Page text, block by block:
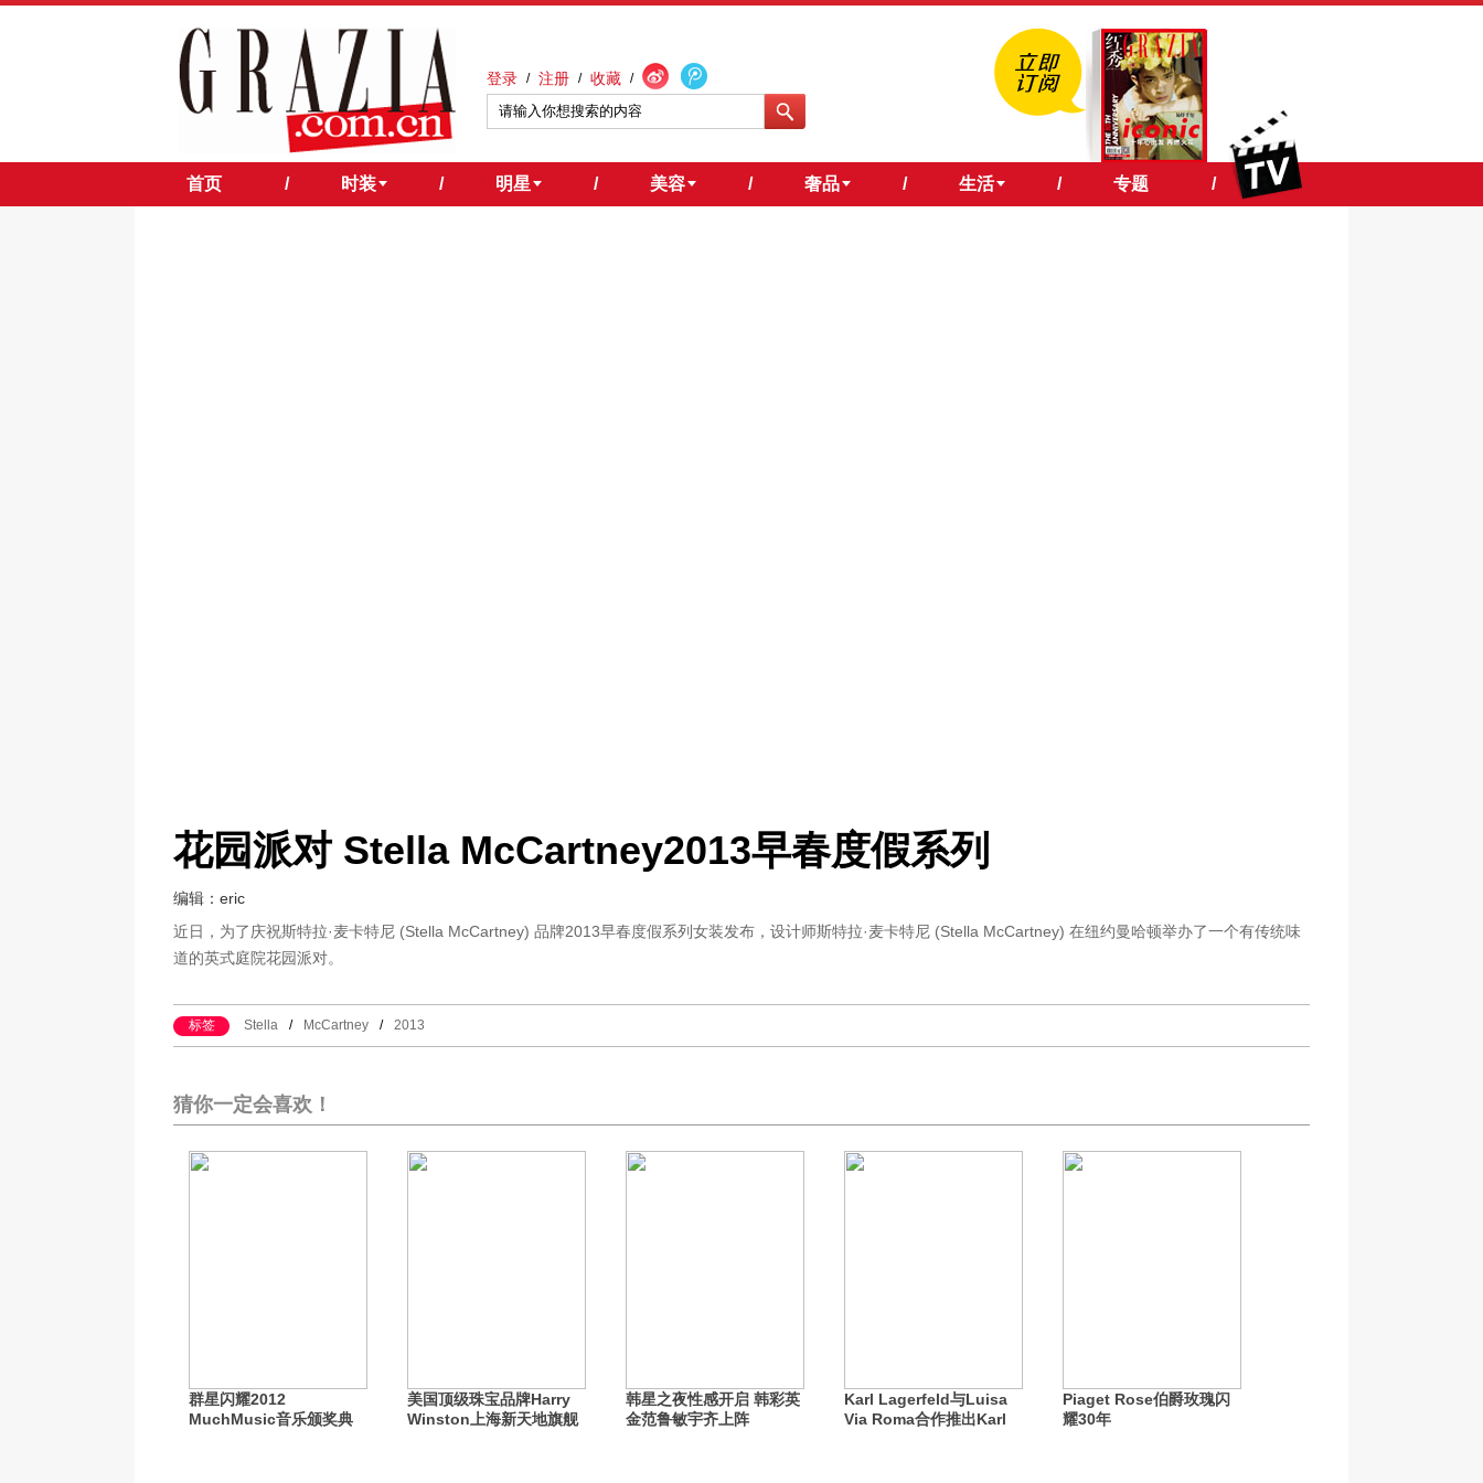
登录 / 注册 / 收藏 /
首页 / 时装 / 明星 / 美容 / 奢品 / 生活 / 专题 /
花园派对 Stella McCartney2013早春度假系列
编辑：eric
近日，为了庆祝斯特拉·麦卡特尼 (Stella McCartney) 品牌2013早春度假系列女装发布，设计师斯特拉·麦卡特尼 (Stella McCartney) 在纽约曼哈顿举办了一个有传统味
道的英式庭院花园派对。
标签 Stella / McCartney / 2013
猜你一定会喜欢！
群星闪耀2012
MuchMusic音乐颁奖典
美国顶级珠宝品牌Harry
Winston上海新天地旗舰
韩星之夜性感开启 韩彩英
金范鲁敏宇齐上阵
Karl Lagerfeld与Luisa
Via Roma合作推出Karl
Piaget Rose伯爵玫瑰闪
耀30年